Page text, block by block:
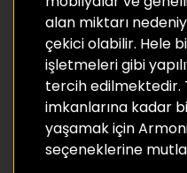
alan miktarı
çekici olabilir. Hele
işletmeleri gibi
tercih edilmektedir.
imkanlarına kadar
yaşamak için
seçeneklerine